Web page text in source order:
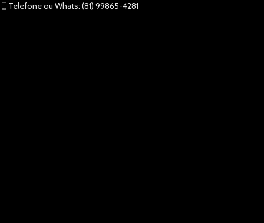
Telefone ou Whats: (81) 99865-4281